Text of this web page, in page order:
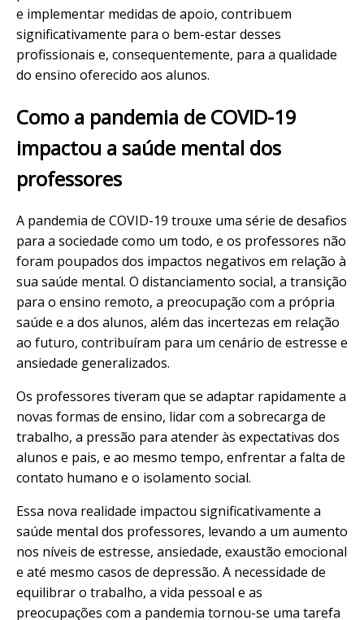
e implementar medidas de apoio, contribuem
significativamente para o bem-estar desses
profissionais e, consequentemente, para a qualidade
do ensino oferecido aos alunos.
Como a pandemia de COVID-19
impactou a saúde mental dos
professores
A pandemia de COVID-19 trouxe uma série de desafios
para a sociedade como um todo, e os professores não
foram poupados dos impactos negativos em relação à
sua saúde mental. O distanciamento social, a transição
para o ensino remoto, a preocupação com a própria
saúde e a dos alunos, além das incertezas em relação
ao futuro, contribuíram para um cenário de estresse e
ansiedade generalizados.
Os professores tiveram que se adaptar rapidamente a
novas formas de ensino, lidar com a sobrecarga de
trabalho, a pressão para atender às expectativas dos
alunos e pais, e ao mesmo tempo, enfrentar a falta de
contato humano e o isolamento social.
Essa nova realidade impactou significativamente a
saúde mental dos professores, levando a um aumento
nos níveis de estresse, ansiedade, exaustão emocional
e até mesmo casos de depressão. A necessidade de
equilibrar o trabalho, a vida pessoal e as
preocupações com a pandemia tornou-se uma tarefa